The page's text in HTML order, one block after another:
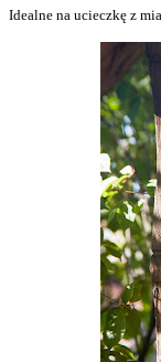
Idealne na ucieczkę z